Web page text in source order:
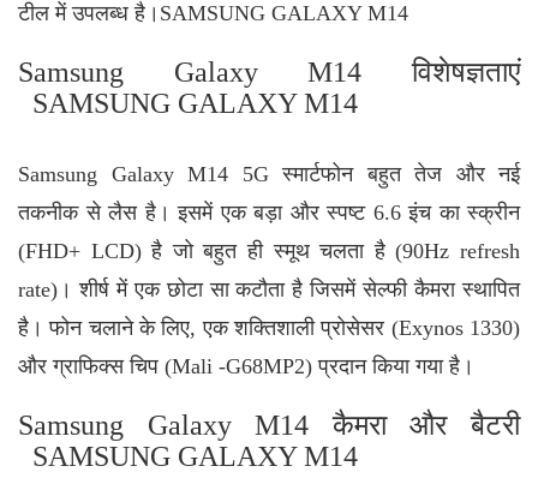
टील में उपलब्ध है। SAMSUNG GALAXY M14
Samsung Galaxy M14 विशेषज्ञताएं
SAMSUNG GALAXY M14
Samsung Galaxy M14 5G स्मार्टफोन बहुत तेज और नई
तकनीक से लैस है। इसमें एक बड़ा और स्पष्ट 6.6 इंच का स्क्रीन
(FHD+ LCD) है जो बहुत ही स्मूथ चलता है (90Hz refresh
rate)। शीर्ष में एक छोटा सा कटौता है जिसमें सेल्फी कैमरा स्थापित
है। फोन चलाने के लिए, एक शक्तिशाली प्रोसेसर (Exynos 1330)
और ग्राफिक्स चिप (Mali -G68MP2) प्रदान किया गया है।
Samsung Galaxy M14 कैमरा और बैटरी
SAMSUNG GALAXY M14